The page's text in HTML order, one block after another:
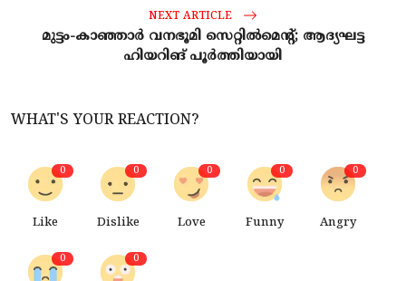
NEXT ARTICLE
മുട്ടം-കാഞ്ഞാര്‍ വനഭൂമി സെറ്റില്‍മെന്റ്; ആദ്യഘട്ട
ഹിയറിങ് പൂര്‍ത്തിയായി
WHAT'S YOUR REACTION?
0
Like
0
Dislike
0
Love
0
Funny
0
Angry
0 0